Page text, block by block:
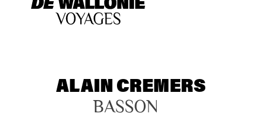
ALAIN CREMERS
BASSON